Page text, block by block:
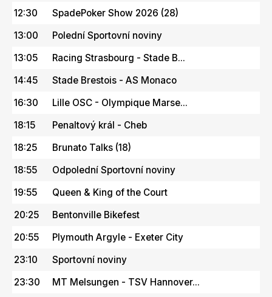
12:30
SpadePoker Show 2026 (28)
13:00
Polední Sportovní noviny
13:05
Racing Strasbourg - Stade B...
14:45
Stade Brestois - AS Monaco
16:30
Lille OSC - Olympique Marse...
18:15
Penaltový král - Cheb
18:25
Brunato Talks (18)
18:55
Odpolední Sportovní noviny
19:55
Queen & King of the Court
20:25
Bentonville Bikefest
20:55
Plymouth Argyle - Exeter City
23:10
Sportovní noviny
23:30
MT Melsungen - TSV Hannover...